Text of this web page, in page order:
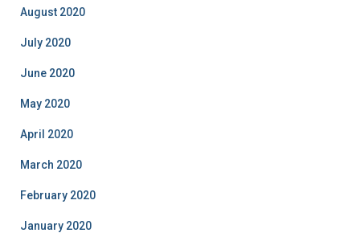
August 2020
July 2020
June 2020
May 2020
April 2020
March 2020
February 2020
January 2020